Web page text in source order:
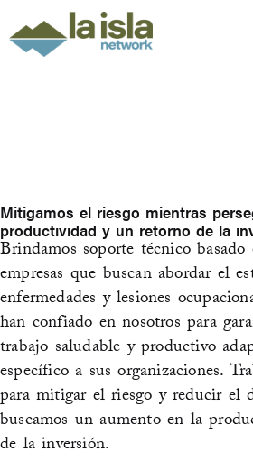
al
contenido
Mitigamos el riesgo mientras
productividad y un retorno de la
Brindamos soporte técnico
empresas que buscan abordar el
enfermedades y lesiones
han confiado en nosotros para
trabajo saludable y productivo
específico a sus organizaciones.
para mitigar el riesgo y reducir el
buscamos un aumento en la
de la inversión.